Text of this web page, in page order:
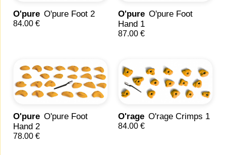
O'pure O'pure Foot 2
84.00 €
O'pure O'pure Foot
Hand 1
87.00 €
O'pure O'pure Foot
Hand 2
78.00 €
O'rage O'rage Crimps 1
84.00 €